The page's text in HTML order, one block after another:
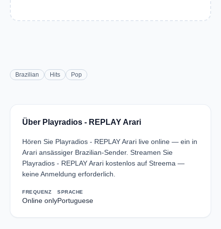
Brazilian Hits Pop
Über Playradios - REPLAY Arari
Hören Sie Playradios - REPLAY Arari live online — ein in
Arari ansässiger Brazilian-Sender. Streamen Sie
Playradios - REPLAY Arari kostenlos auf Streema —
keine Anmeldung erforderlich.
FREQUENZ
Online only
SPRACHE
Portuguese